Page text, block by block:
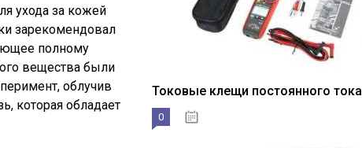
ухода за кожей
зарекомендовал
полному
вещества были
облучив
которая обладает
Токовые клещи постоянного тока
0